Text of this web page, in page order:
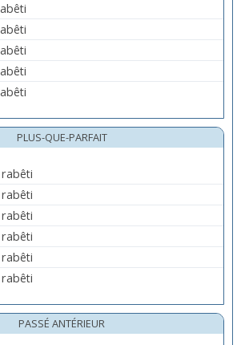
PLUS-QUE-PARFAIT
rabêti
rabêti
rabêti
rabêti
rabêti
rabêti
PASSÉ ANTÉRIEUR